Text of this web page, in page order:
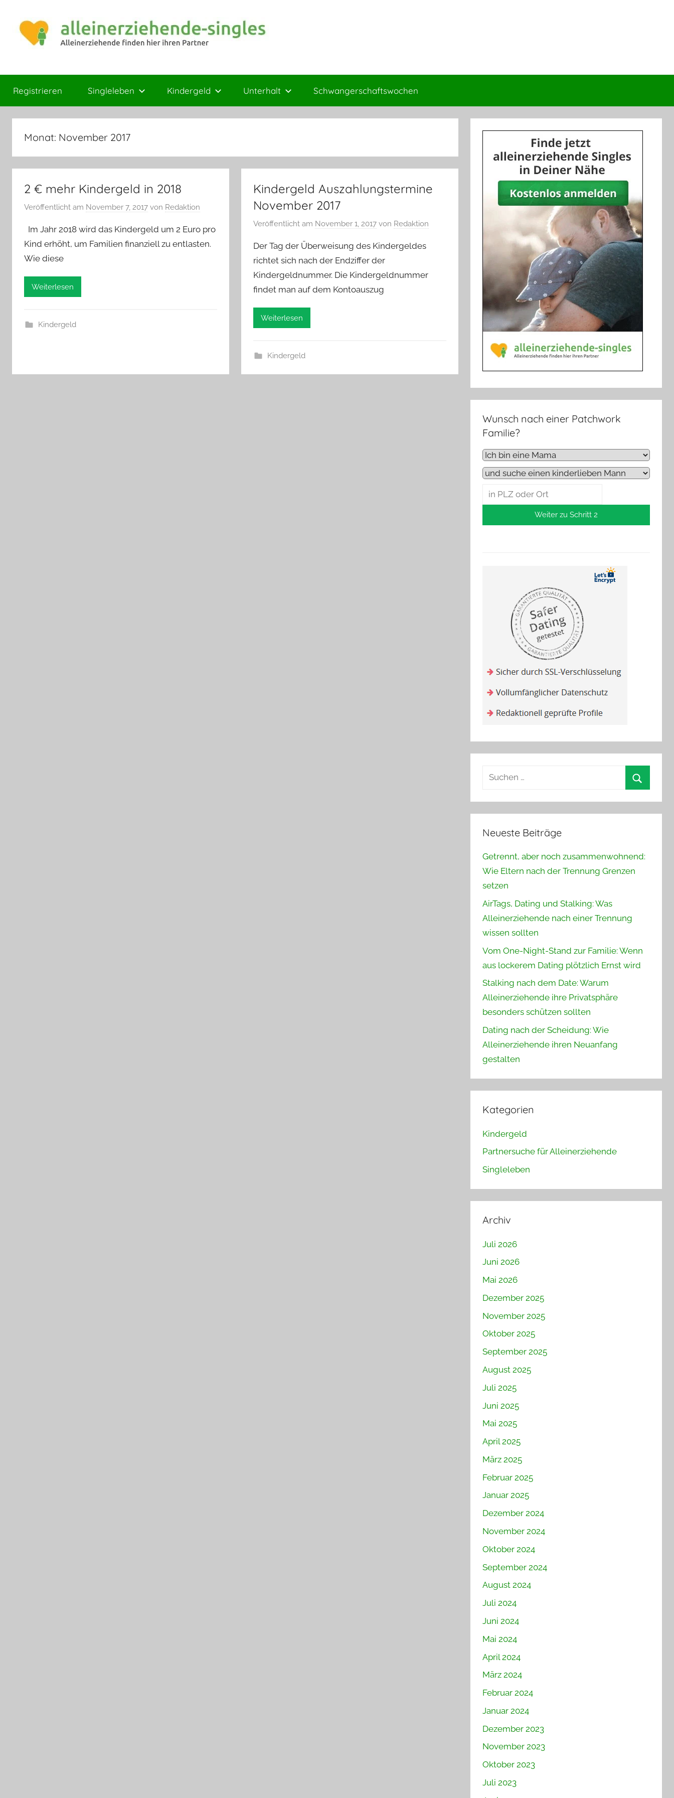
Inhalt
springen
Magazin
für
Mamas
Registrieren Singleleben Kindergeld Unterhalt Schwangerschaftswochen
Monat: November 2017
2 € mehr Kindergeld in 2018
Veröffentlicht am November 7, 2017 von Redaktion
Im Jahr 2018 wird das Kindergeld um 2 Euro pro
Kind erhöht, um Familien finanziell zu entlasten.
Wie diese
Weiterlesen
Kindergeld
Kindergeld Auszahlungstermine
November 2017
Veröffentlicht am November 1, 2017 von Redaktion
Der Tag der Überweisung des Kindergeldes
richtet sich nach der Endziffer der
Kindergeldnummer. Die Kindergeldnummer
findet man auf dem Kontoauszug
Weiterlesen
Kindergeld
Wunsch nach einer Patchwork
Familie?
Suchen
Neueste Beiträge
Getrennt, aber noch zusammenwohnend:
Wie Eltern nach der Trennung Grenzen
setzen
AirTags, Dating und Stalking: Was
Alleinerziehende nach einer Trennung
wissen sollten
Vom One-Night-Stand zur Familie: Wenn
aus lockerem Dating plötzlich Ernst wird
Stalking nach dem Date: Warum
Alleinerziehende ihre Privatsphäre
besonders schützen sollten
Dating nach der Scheidung: Wie
Alleinerziehende ihren Neuanfang
gestalten
Kategorien
Kindergeld
Partnersuche für Alleinerziehende
Singleleben
Archiv
Juli 2026
Juni 2026
Mai 2026
Dezember 2025
November 2025
Oktober 2025
September 2025
August 2025
Juli 2025
Juni 2025
Mai 2025
April 2025
März 2025
Februar 2025
Januar 2025
Dezember 2024
November 2024
Oktober 2024
September 2024
August 2024
Juli 2024
Juni 2024
Mai 2024
April 2024
März 2024
Februar 2024
Januar 2024
Dezember 2023
November 2023
Oktober 2023
Juli 2023